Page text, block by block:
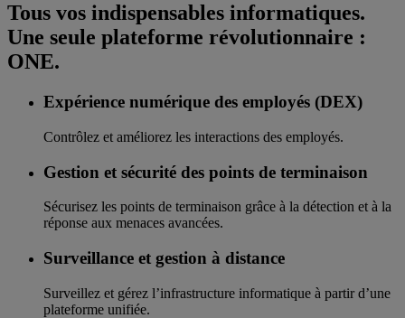
Tous vos indispensables informatiques.
Une seule plateforme révolutionnaire :
ONE.
Expérience numérique des employés (DEX)
Contrôlez et améliorez les interactions des employés.
Gestion et sécurité des points de terminaison
Sécurisez les points de terminaison grâce à la détection et à la
réponse aux menaces avancées.
Surveillance et gestion à distance
Surveillez et gérez l’infrastructure informatique à partir d’une
plateforme unifiée.